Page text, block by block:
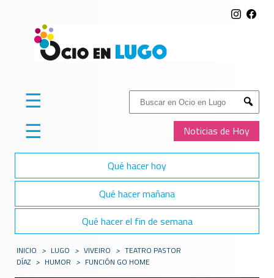
Buscar:
Submit
Noticias de Hoy
☰
☰
Qué hacer hoy
Qué hacer mañana
Qué hacer el fin de semana
INICIO > LUGO > VIVEIRO > TEATRO PASTOR
DÍAZ > HUMOR > FUNCIÓN GO HOME